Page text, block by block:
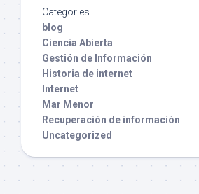
Categories
blog
Ciencia Abierta
Gestión de Información
Historia de internet
Internet
Mar Menor
Recuperación de información
Uncategorized